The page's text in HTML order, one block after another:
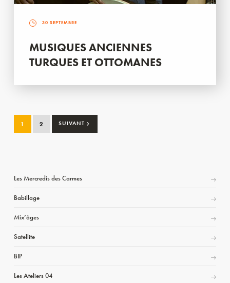
30 SEPTEMBRE
MUSIQUES ANCIENNES
TURQUES ET OTTOMANES
1 2 SUIVANT ›
Les Mercredis des Carmes
Babillage
Mix’âges
Satellite
BIP
Les Ateliers 04